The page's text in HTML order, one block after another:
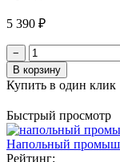
5 390 ₽
−
В корзину
Купить в один клик
Быстрый просмотр
Напольный
Рейтинг: